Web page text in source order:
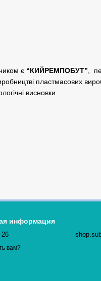
є “КИЙРЕМПОБУТ” ,
пластмасових
висновки.
информация
26
вам?